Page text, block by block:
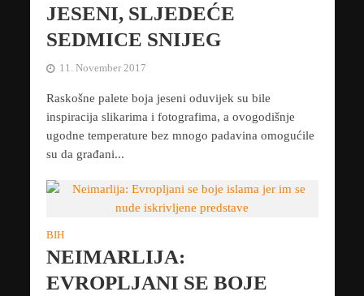
JESENI, SLJEDEĆE
SEDMICE SNIJEG
11. November 2017
Raskošne palete boja jeseni oduvijek su bile
inspiracija slikarima i fotografima, a ovogodišnje
ugodne temperature bez mnogo padavina omogućile
su da građani...
BIH
NEIMARLIJA:
EVROPLJANI SE BOJE